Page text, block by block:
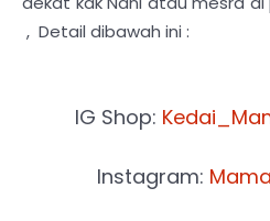
, Detail dibawah ini :
IG Shop:
Instagram: